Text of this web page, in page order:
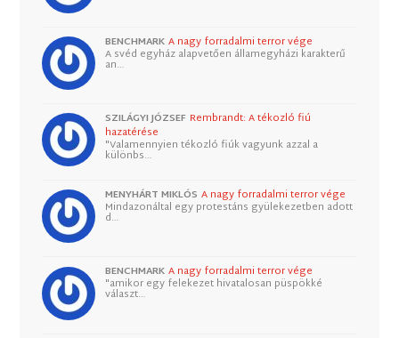
BENCHMARK A nagy forradalmi terror vége
A svéd egyház alapvetően államegyházi karakterű
an…
SZILÁGYI JÓZSEF Rembrandt: A tékozló fiú
hazatérése
"Valamennyien tékozló fiúk vagyunk azzal a
különbs…
MENYHÁRT MIKLÓS A nagy forradalmi terror vége
Mindazonáltal egy protestáns gyülekezetben adott
d…
BENCHMARK A nagy forradalmi terror vége
"amikor egy felekezet hivatalosan püspökké
választ…